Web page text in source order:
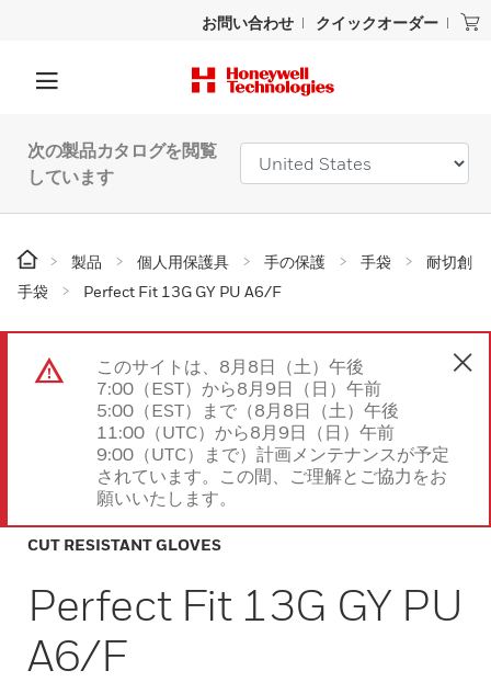
お問い合わせ クイックオーダー
次の製品カタログを閲覧
しています
製品 個人用保護具 手の保護 手袋
耐切創
手袋
Perfect Fit 13G GY PU A6/F
このサイトは、8月8日（土）午後
7:00（EST）から8月9日（日）午前
5:00（EST）まで（8月8日（土）午後
11:00（UTC）から8月9日（日）午前
9:00（UTC）まで）計画メンテナンスが予定
されています。この間、ご理解とご協力をお
願いいたします。
CUT RESISTANT GLOVES
Perfect Fit 13G GY PU
A6/F